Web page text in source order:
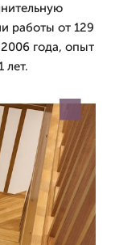
работы от 129
года, опыт
лет.